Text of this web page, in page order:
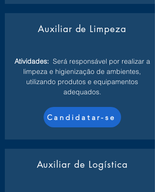
Auxiliar de Limpeza
Atividades: Será responsável por realizar a
limpeza e higienização de ambientes,
utilizando produtos e equipamentos
adequados.
Candidatar-se
Auxiliar de Logística